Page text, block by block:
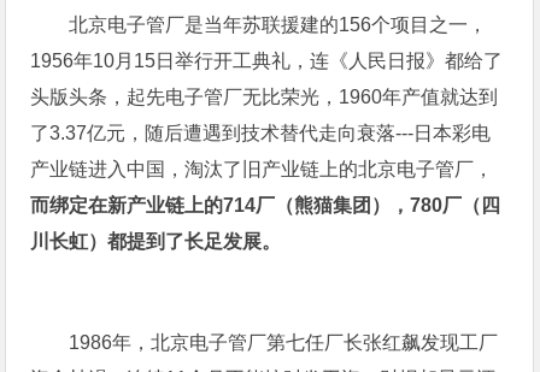
北京电子管厂是当年苏联援建的156个项目之一，
1956年10月15日举行开工典礼，连《人民日报》都给了
头版头条，起先电子管厂无比荣光，1960年产值就达到
了3.37亿元，随后遭遇到技术替代走向衰落---日本彩电
产业链进入中国，淘汰了旧产业链上的北京电子管厂，
而绑定在新产业链上的714厂（熊猫集团），780厂（四
川长虹）都提到了长足发展。
1986年，北京电子管厂第七任厂长张红飙发现工厂